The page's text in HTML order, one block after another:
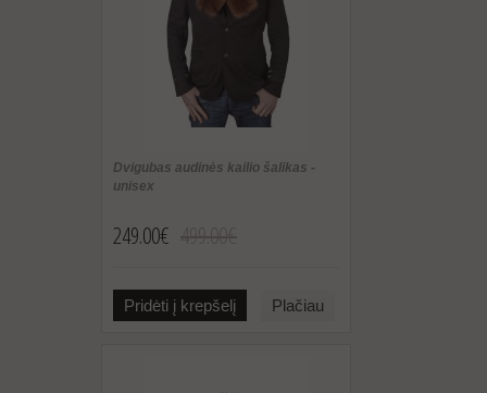
Dvigubas audinės kailio šalikas -
unisex
249.00€
Pridėti į krepšelį Plačiau